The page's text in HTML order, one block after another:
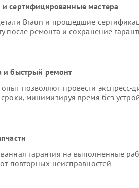
сертифицированные мастера
Braun и прошедшие
после ремонта и сохранение
и быстрый ремонт
позволяют провести экспресс-
минимизируя время без
гарантия на выполненные
повторных неисправностей